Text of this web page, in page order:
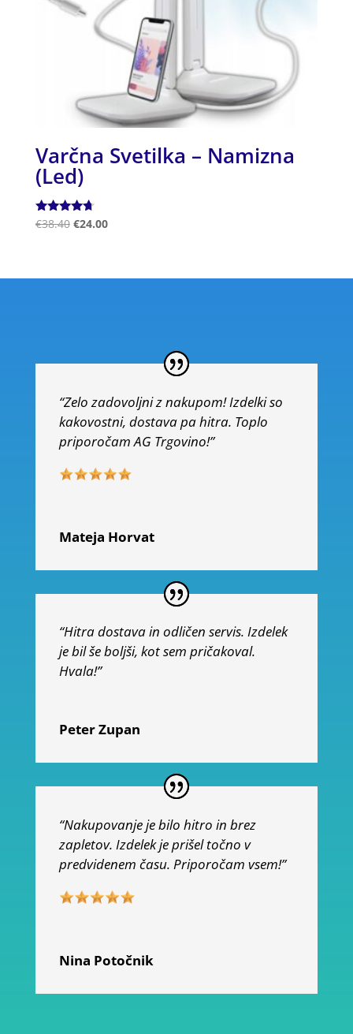
Varčna Svetilka – Namizna
(Led)
Ocenjeno
€38.40 €24.00
“Zelo zadovoljni z nakupom! Izdelki so
kakovostni, dostava pa hitra. Toplo
priporočam AG Trgovino!”
Mateja Horvat
“Hitra dostava in odličen servis. Izdelek
je bil še boljši, kot sem pričakoval.
Hvala!”
Peter Zupan
“Nakupovanje je bilo hitro in brez
zapletov. Izdelek je prišel točno v
predvidenem času. Priporočam vsem!”
Nina Potočnik